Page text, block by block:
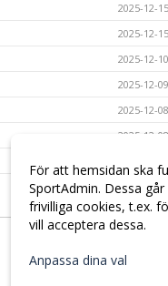
2025-12-
2025-12-
2025-12-
2025-12-
2025-12-
2025-12-
2025-12-
För att hemsidan ska
SportAdmin. Dessa
frivilliga cookies, t.ex.
vill acceptera dessa.
Anpassa dina val